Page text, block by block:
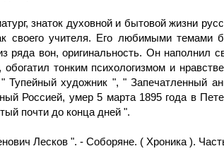
знаток духовной и бытовой жизни
своего учителя. Его любимыми
вон, оригинальность. Он наполнил
тонким психологизмом и
художник ", " Запечатленный
Россией, умер 5 марта 1895 года в
почти до конца дней ".
Лесков ". - Соборяне. ( Хроника ).